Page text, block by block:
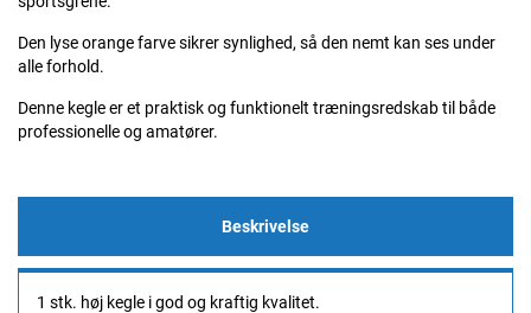
Den lyse orange farve sikrer synlighed, så den nemt kan ses under
alle forhold.
Denne kegle er et praktisk og funktionelt træningsredskab til både
professionelle og amatører.
Beskrivelse
1 stk. høj kegle i god og kraftig kvalitet.